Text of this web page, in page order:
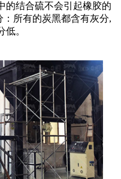
的结合硫不会引起橡胶的
所有的炭黑都含有灰分,
。